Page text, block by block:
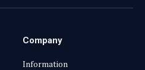
Company
Information